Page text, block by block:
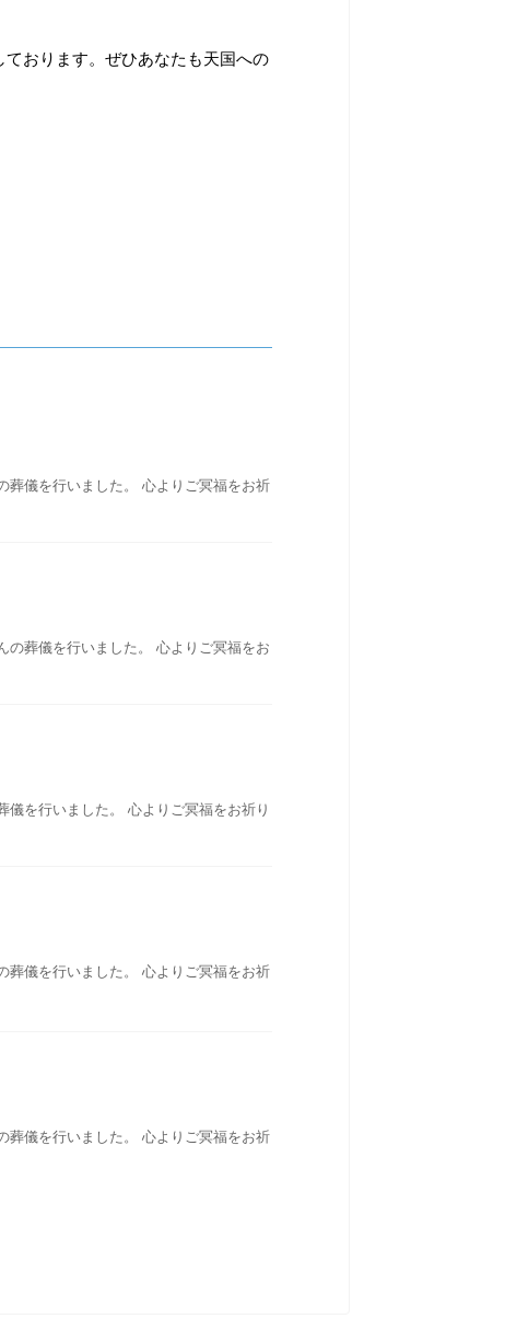
おります。ぜひあなたも天国への
葬儀を行いました。 心よりご冥福をお祈
の葬儀を行いました。 心よりご冥福をお
を行いました。 心よりご冥福をお祈り
葬儀を行いました。 心よりご冥福をお祈
葬儀を行いました。 心よりご冥福をお祈